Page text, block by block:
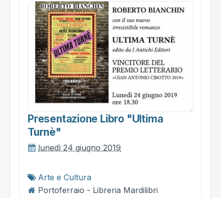
Presentazione Libro "ultima
Turnè"
lunedì 24 giugno 2019
Arte e Cultura
Portoferraio - Libreria Mardilibri